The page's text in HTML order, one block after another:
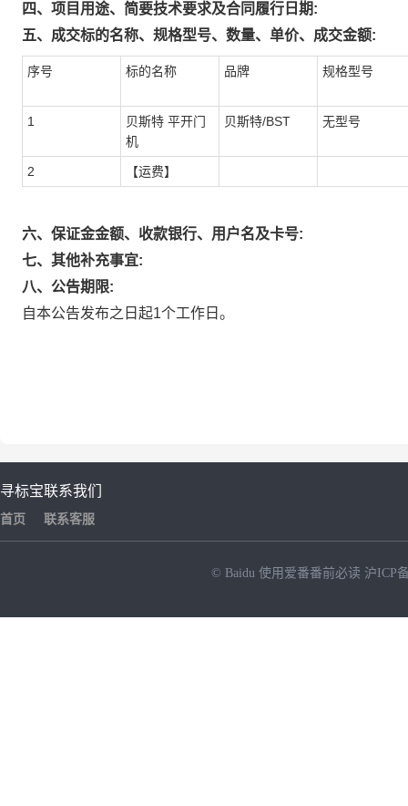
四、项目用途、简要技术要求及合同履行日期:
五、成交标的名称、规格型号、数量、单价、成交金额:
序号 标的名称 品牌 规格型号
1
贝斯特 平开门
机
贝斯特/BST 无型号
2 【运费】
六、保证金金额、收款银行、用户名及卡号:
七、其他补充事宜:
八、公告期限:
自本公告发布之日起1个工作日。
寻标宝
首页
联系我们
联系客服
© Baidu 使用爱番番前必读 沪ICP